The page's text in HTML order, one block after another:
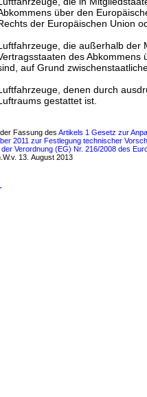
über den
der Europäischen Union
die außerhalb der
des Abkommens
auf Grund
denen durch
gestattet ist.
Fassung des Artikels 1 Gesetz zur
2011 zur Festlegung technischer
Verordnung (EG) Nr. 216/2008 des
13. August 2013